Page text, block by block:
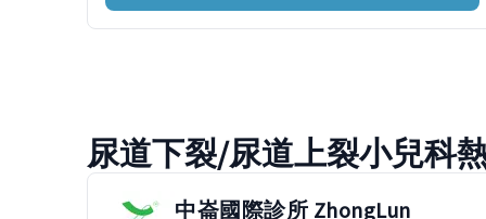
尿道下裂/尿道上裂小兒科
中崙國際診所 ZhongLun